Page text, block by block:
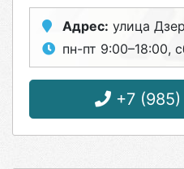
Адрес: улица
пн-пт 9:00–18:00,
+7 (985)